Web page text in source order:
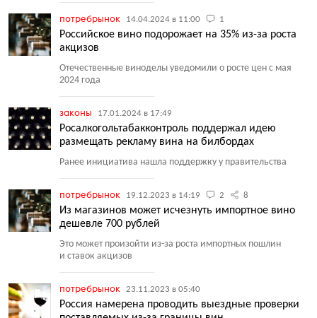
потребрынок 14.04.2024 в 11:00 1
Российское вино подорожает на 35% из-за роста
акцизов
Отечественные виноделы уведомили о росте цен с мая
2024 года
законы 17.01.2024 в 17:49
Росалкогольтабакконтроль поддержал идею
размещать рекламу вина на билбордах
Ранее инициатива нашла поддержку у правительства
потребрынок 19.12.2023 в 14:19 2 8
Из магазинов может исчезнуть импортное вино
дешевле 700 рублей
Это может произойти из-за роста импортных пошлин
и ставок акцизов
потребрынок 23.11.2023 в 05:40
Россия намерена проводить выездные проверки